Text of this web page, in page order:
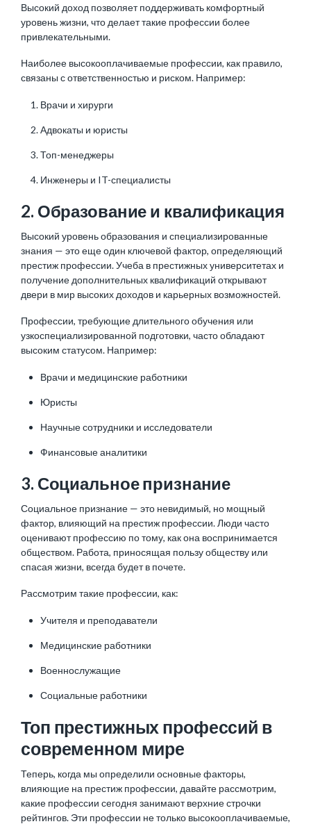
Высокий доход позволяет поддерживать комфортный
уровень жизни, что делает такие профессии более
привлекательными.
Наиболее высокооплачиваемые профессии, как правило,
связаны с ответственностью и риском. Например:
Врачи и хирурги
Адвокаты и юристы
Топ-менеджеры
Инженеры и IT-специалисты
2. Образование и квалификация
Высокий уровень образования и специализированные
знания — это еще один ключевой фактор, определяющий
престиж профессии. Учеба в престижных университетах и
получение дополнительных квалификаций открывают
двери в мир высоких доходов и карьерных возможностей.
Профессии, требующие длительного обучения или
узкоспециализированной подготовки, часто обладают
высоким статусом. Например:
Врачи и медицинские работники
Юристы
Научные сотрудники и исследователи
Финансовые аналитики
3. Социальное признание
Социальное признание — это невидимый, но мощный
фактор, влияющий на престиж профессии. Люди часто
оценивают профессию по тому, как она воспринимается
обществом. Работа, приносящая пользу обществу или
спасая жизни, всегда будет в почете.
Рассмотрим такие профессии, как:
Учителя и преподаватели
Медицинские работники
Военнослужащие
Социальные работники
Топ престижных профессий в
современном мире
Теперь, когда мы определили основные факторы,
влияющие на престиж профессии, давайте рассмотрим,
какие профессии сегодня занимают верхние строчки
рейтингов. Эти профессии не только высокооплачиваемые,